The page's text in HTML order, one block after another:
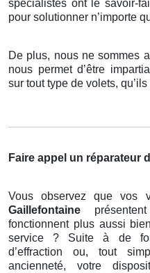
spécialistes ont le savoir-
pour solutionner n’importe
De plus, nous ne sommes
nous permet d’être
sur tout type de volets,
Faire appel un réparateur
Vous observez que vos
Gaillefontaine
fonctionnent plus aussi
service ? Suite à de
d’effraction ou, tout
ancienneté, votre